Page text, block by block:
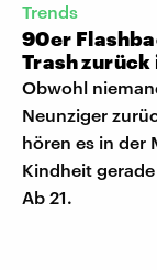
Trends
90er
Trash zurück
Obwohl
Neunziger
hören es in der
Kindheit
Ab 21.